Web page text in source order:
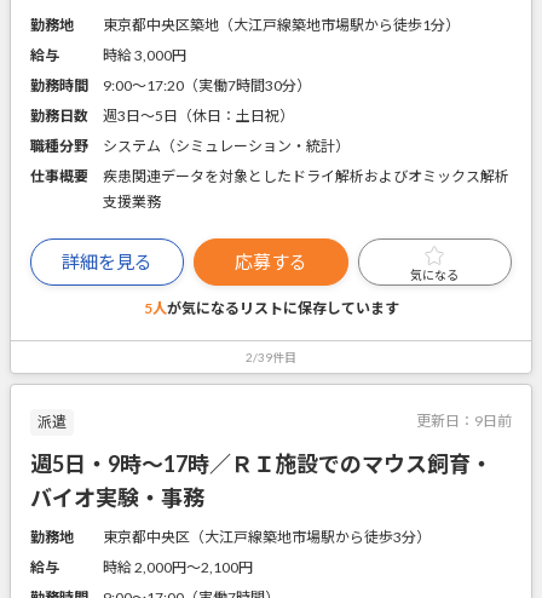
勤務地
東京都中央区築地（大江戸線築地市場駅から徒歩1分）
給与
時給 3,000円
勤務時間
9:00～17:20（実働7時間30分）
勤務日数
週3日～5日（休日：土日祝）
職種分野
システム（シミュレーション・統計）
仕事概要
疾患関連データを対象としたドライ解析およびオミックス解析
支援業務
詳細を見る 応募する
気になる
5人が気になるリストに保存しています
2/39件目
派遣 更新日： 9日前
週5日・9時～17時／ＲＩ施設でのマウス飼育・
バイオ実験・事務
勤務地
東京都中央区（大江戸線築地市場駅から徒歩3分）
給与
時給 2,000円〜2,100円